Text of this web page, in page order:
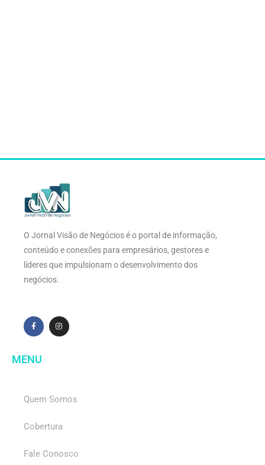
O Jornal Visão de Negócios é o portal de informação,
conteúdo e conexões para empresários, gestores e
líderes que impulsionam o desenvolvimento dos
negócios.
MENU
Quem Somos
Cobertura
Fale Conosco